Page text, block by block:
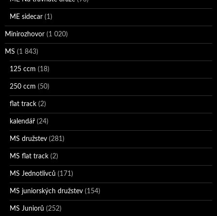
ME sidecar (1)
Minirozhovor (1 020)
MS (1 843)
125 ccm (18)
250 ccm (50)
flat track (2)
kalendář (24)
MS družstev (281)
MS flat track (2)
MS Jednotlivců (171)
MS juniorských družstev (154)
MS Juniorů (252)